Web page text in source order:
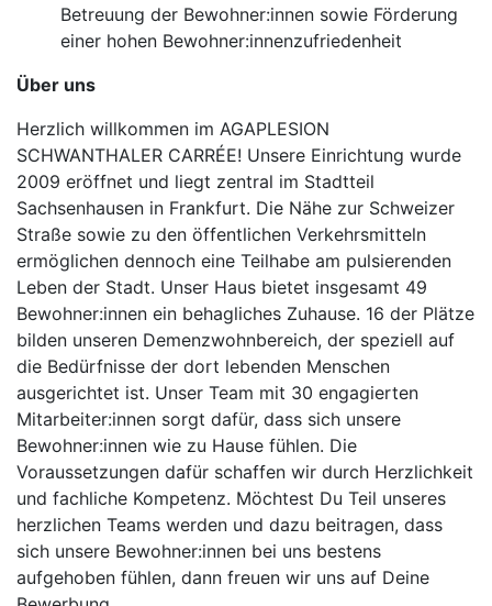
Betreuung der Bewohner:innen sowie Förderung
einer hohen Bewohner:innenzufriedenheit
Über uns
Herzlich willkommen im AGAPLESION
SCHWANTHALER CARRÉE! Unsere Einrichtung wurde
2009 eröffnet und liegt zentral im Stadtteil
Sachsenhausen in Frankfurt. Die Nähe zur Schweizer
Straße sowie zu den öffentlichen Verkehrsmitteln
ermöglichen dennoch eine Teilhabe am pulsierenden
Leben der Stadt. Unser Haus bietet insgesamt 49
Bewohner:innen ein behagliches Zuhause. 16 der Plätze
bilden unseren Demenzwohnbereich, der speziell auf
die Bedürfnisse der dort lebenden Menschen
ausgerichtet ist. Unser Team mit 30 engagierten
Mitarbeiter:innen sorgt dafür, dass sich unsere
Bewohner:innen wie zu Hause fühlen. Die
Voraussetzungen dafür schaffen wir durch Herzlichkeit
und fachliche Kompetenz. Möchtest Du Teil unseres
herzlichen Teams werden und dazu beitragen, dass
sich unsere Bewohner:innen bei uns bestens
aufgehoben fühlen, dann freuen wir uns auf Deine